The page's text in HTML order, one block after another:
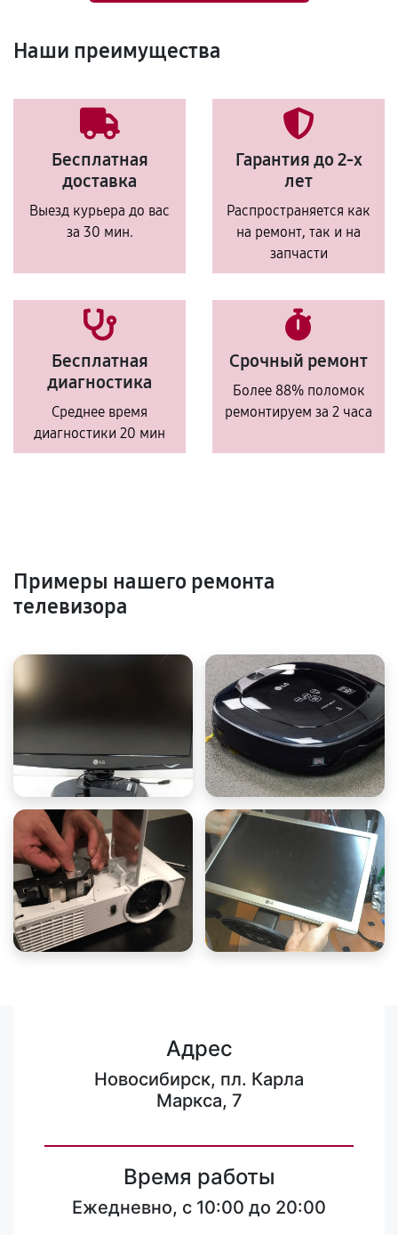
Наши преимущества
Бесплатная
доставка
Выезд курьера до вас
за 30 мин.
Гарантия до 2-х
лет
Распространяется как
на ремонт, так и на
запчасти
Бесплатная
диагностика
Среднее время
диагностики 20 мин
Срочный ремонт
Более 88% поломок
ремонтируем за 2 часа
Примеры нашего ремонта
телевизора
Адрес
Новосибирск, пл. Карла
Маркса, 7
Время работы
Ежедневно, с 10:00 до 20:00